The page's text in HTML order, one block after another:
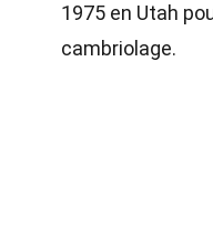
1975 en Utah
cambriolage.